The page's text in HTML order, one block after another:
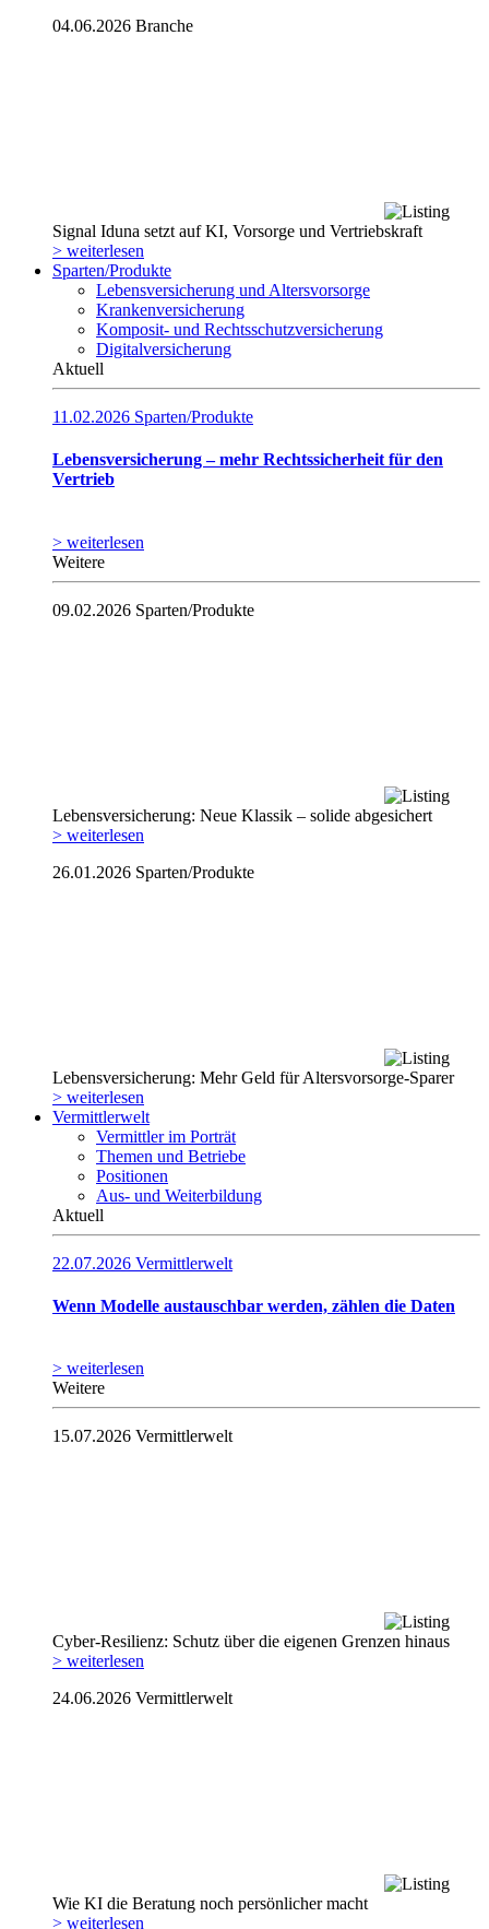
04.06.2026 Branche
Signal Iduna setzt auf KI, Vorsorge und Vertriebskraft
> weiterlesen
Sparten/Produkte
Lebensversicherung und Altersvorsorge
Krankenversicherung
Komposit- und Rechtsschutzversicherung
Digitalversicherung
Aktuell
11.02.2026 Sparten/Produkte
Lebensversicherung – mehr Rechtssicherheit für den
Vertrieb
> weiterlesen
Weitere
09.02.2026 Sparten/Produkte
Lebensversicherung: Neue Klassik – solide abgesichert
> weiterlesen
26.01.2026 Sparten/Produkte
Lebensversicherung: Mehr Geld für Altersvorsorge-Sparer
> weiterlesen
Vermittlerwelt
Vermittler im Porträt
Themen und Betriebe
Positionen
Aus- und Weiterbildung
Aktuell
22.07.2026 Vermittlerwelt
Wenn Modelle austauschbar werden, zählen die Daten
> weiterlesen
Weitere
15.07.2026 Vermittlerwelt
Cyber-Resilienz: Schutz über die eigenen Grenzen hinaus
> weiterlesen
24.06.2026 Vermittlerwelt
Wie KI die Beratung noch persönlicher macht
> weiterlesen